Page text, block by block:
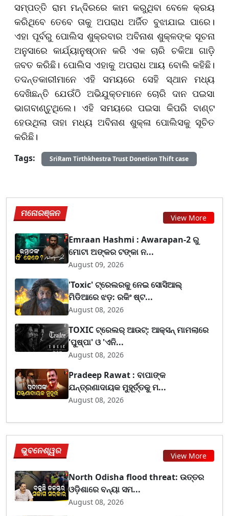
ସମ୍ପତ୍ତି ରାମ ମନ୍ଦିରରେ କାମ କରୁଥିବା ବେଳେ କ୍ରୟ
କରିଥିବେ ତେବେ ତାକୁ ଅପରାଧ ଅର୍ଜିତ ବୁଝାଯାଇ ପାରେ।
ଏହା ପୂର୍ବରୁ ପୋଲିସ ଶୁକ୍ରବାର ଅବିନାଶ ଶୁକ୍ଳଙ୍କ ସୂଚନା
ଅନୁସାରେ କାର୍ଯ୍ୟାନୁଷ୍ଠାନ କରି ଏକ ଚାରି ଚକିଆ ଗାଡ଼ି
ଜବତ କରିଛି। ପୋଲିସ ଏହାକୁ ଅପରାଧ ଆୟ ବୋଲି କହିଛି।
ତଦନ୍ତକାରୀମାନେ ଏହି ସମୟରେ ସେହି ସ୍ଥାନ ମଧ୍ୟ
ଦେଖିଛନ୍ତି ଯେଉଁଠି ଅଭିଯୁକ୍ତମାନେ ଚୋରି ଦାନ ପଇସା
ଭାଗବାଣ୍ଟୁଥିଲେ। ଏହି ସମୟରେ ପଇସା କିପରି ବାଣ୍ଟ
ହେଉଥିଲା ତାହା ମଧ୍ୟ ଅବିନାଶ ଶୁକ୍ଳା ପୋଲିସକୁ ସୂଚିତ
କରିଛି।
Tags: SriRam Tirthkhestra Trust Donetion Thift case
ମନୋରଞ୍ଜନ View More
Emraan Hashmi : Awarapan-2 ରୁ
ମୋଟା ଅଙ୍କର ଟଙ୍କା ନ...
August 09, 2026
'Toxic' ଟ୍ରେଲରକୁ ନେଇ ସୋସିଆଲ୍
ମିଡିଆରେ ଝଡ଼: ରକିଂ ଷ୍ଟ...
August 08, 2026
TOXIC ଟ୍ରେଲର୍ ଆଉଟ୍: ଆକ୍ସନ୍ ମାମଲାରେ
'ପୁଷ୍ପା' ଓ 'ଏନି...
August 08, 2026
Pradeep Rawat : ବାପାଙ୍କ
ଯନ୍ତ୍ରଣାଦାୟକ ମୁହୂର୍ତ୍ତକୁ ମ...
August 08, 2026
ଭୁବନେଶ୍ୱର View More
North Odisha flood threat: ଉତ୍ତର
ଓଡ଼ିଶାରେ ବନ୍ୟା ସମ...
August 08, 2026